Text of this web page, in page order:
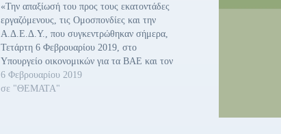
«Την απαξίωσή του προς τους εκατοντάδες
εργαζόμενους, τις Ομοσπονδίες και την
Α.Δ.Ε.Δ.Υ., που συγκεντρώθηκαν σήμερα,
Τετάρτη 6 Φεβρουαρίου 2019, στο
Υπουργείο οικονομικών για τα ΒΑΕ και τον
13ο και 14ο μισθό, έδειξε, για μία ακόμα
φορά, ο Υπουργός Οικονομικών, Ευκλείδης
6 Φεβρουαρίου 2019
σε "ΘΕΜΑΤΑ"